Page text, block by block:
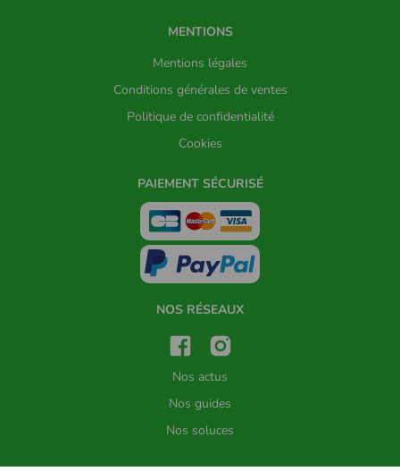
MENTIONS
Mentions légales
Conditions générales de ventes
Politique de confidentialité
Cookies
PAIEMENT SÉCURISÉ
NOS RÉSEAUX
Nos actus
Nos guides
Nos soluces